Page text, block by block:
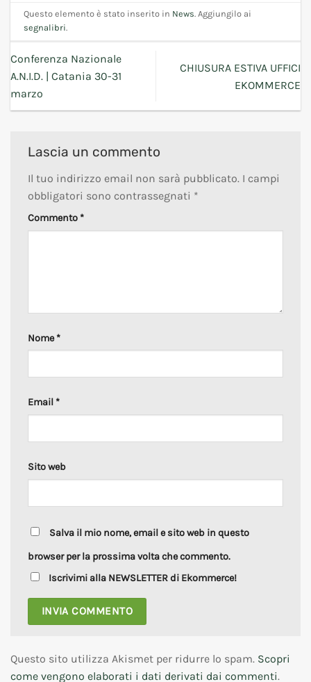
Questo elemento è stato inserito in News. Aggiungilo ai
segnalibri.
Conferenza Nazionale
A.N.I.D. | Catania 30-31
marzo
CHIUSURA ESTIVA UFFICI
EKOMMERCE
Lascia un commento
Il tuo indirizzo email non sarà pubblicato. I campi
obbligatori sono contrassegnati *
Commento *
Nome*
Email *
Sito web
Salva il mio nome, email e sito web in questo
browser per la prossima volta che commento.
Iscrivimi alla NEWSLETTER di Ekommerce!
Questo sito utilizza Akismet per ridurre lo spam. Scopri
come vengono elaborati i dati derivati dai commenti.